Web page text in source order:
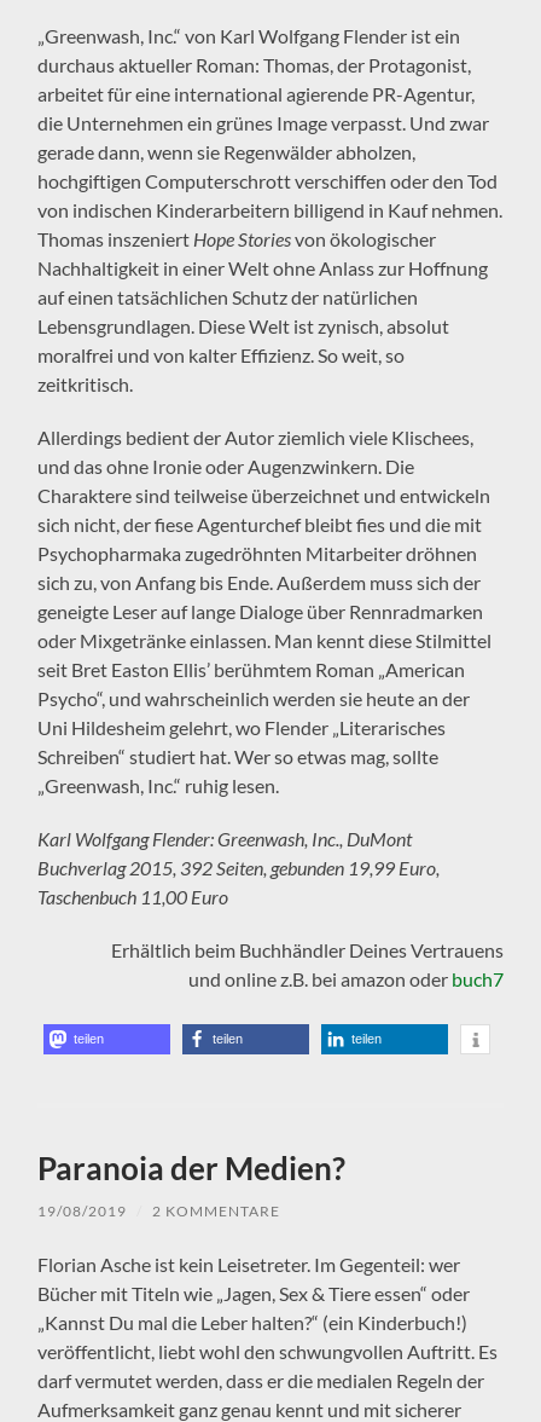
„Greenwash, Inc.“ von Karl Wolfgang Flender ist ein
durchaus aktueller Roman: Thomas, der Protagonist,
arbeitet für eine international agierende PR-Agentur,
die Unternehmen ein grünes Image verpasst. Und zwar
gerade dann, wenn sie Regenwälder abholzen,
hochgiftigen Computerschrott verschiffen oder den Tod
von indischen Kinderarbeitern billigend in Kauf nehmen.
Thomas inszeniert Hope Storiesvon ökologischer
Nachhaltigkeit in einer Welt ohne Anlass zur Hoffnung
auf einen tatsächlichen Schutz der natürlichen
Lebensgrundlagen. Diese Welt ist zynisch, absolut
moralfrei und von kalter Effizienz. So weit, so
zeitkritisch.
Allerdings bedient der Autor ziemlich viele Klischees,
und das ohne Ironie oder Augenzwinkern. Die
Charaktere sind teilweise überzeichnet und entwickeln
sich nicht, der fiese Agenturchef bleibt fies und die mit
Psychopharmaka zugedröhnten Mitarbeiter dröhnen
sich zu, von Anfang bis Ende. Außerdem muss sich der
geneigte Leser auf lange Dialoge über Rennradmarken
oder Mixgetränke einlassen. Man kennt diese Stilmittel
seit Bret Easton Ellis’ berühmtem Roman „American
Psycho“, und wahrscheinlich werden sie heute an der
Uni Hildesheim gelehrt, wo Flender „Literarisches
Schreiben“ studiert hat. Wer so etwas mag, sollte
„Greenwash, Inc.“ ruhig lesen.
Karl Wolfgang Flender: Greenwash, Inc., DuMont
Buchverlag 2015, 392 Seiten, gebunden 19,99 Euro,
Taschenbuch 11,00 Euro
Erhältlich beim Buchhändler Deines Vertrauens
und online z.B. bei amazon oder buch7
teilen teilen teilen
Paranoia der Medien?
19/08/2019 2 KOMMENTARE
Florian Asche ist kein Leisetreter. Im Gegenteil: wer
Bücher mit Titeln wie „Jagen, Sex & Tiere essen“ oder
„Kannst Du mal die Leber halten?“ (ein Kinderbuch!)
veröffentlicht, liebt wohl den schwungvollen Auftritt. Es
darf vermutet werden, dass er die medialen Regeln der
Aufmerksamkeit ganz genau kennt und mit sicherer